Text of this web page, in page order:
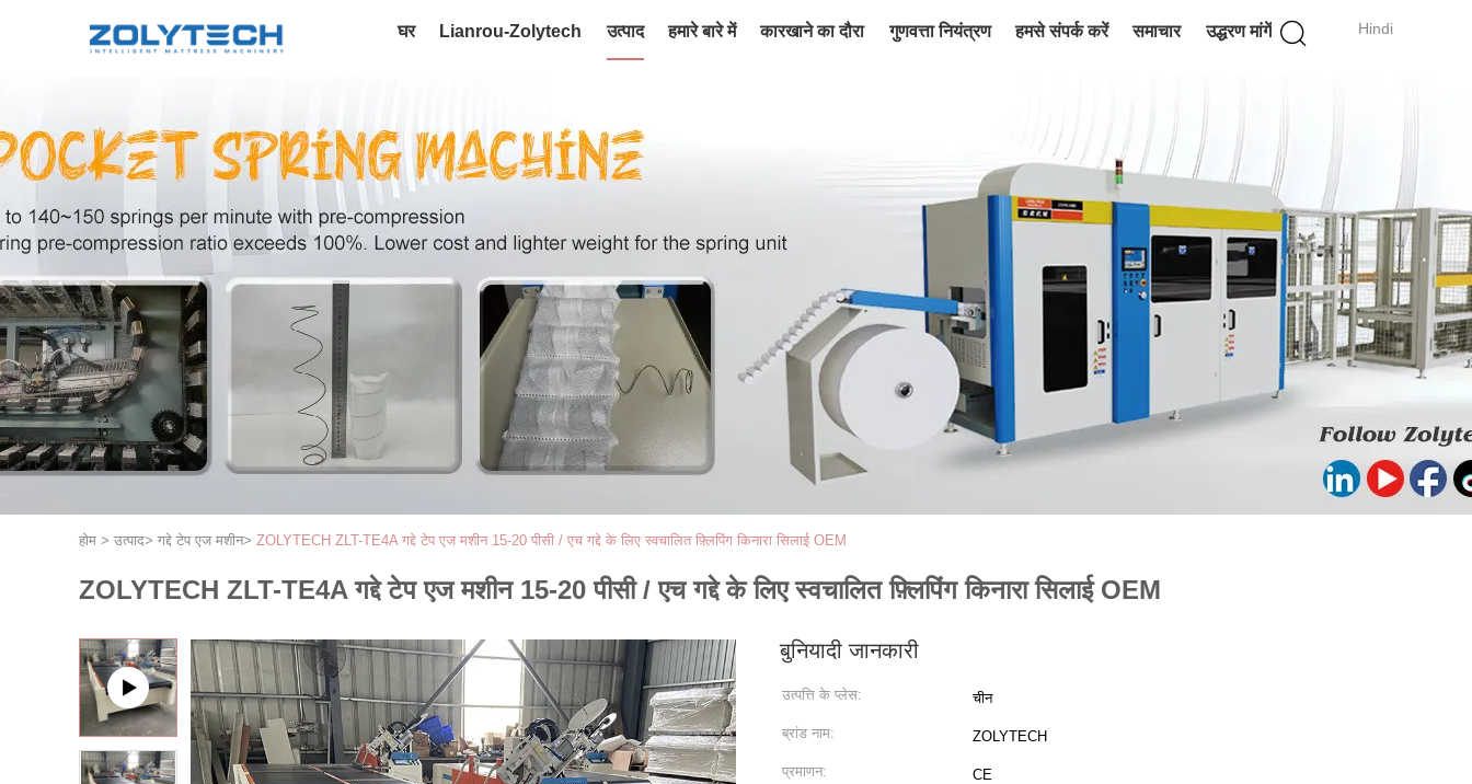
Hindi
घर Lianrou-Zolytech उत्पाद हमारे बारे में कारखाने का दौरा गुणवत्ता नियंत्रण हमसे संपर्क करें समाचार उद्धरण मांगें
होम > उत्पाद> गद्दे टेप एज मशीन> ZOLYTECH ZLT-TE4A गद्दे टेप एज मशीन 15-20 पीसी / एच गद्दे के लिए स्वचालित फ़्लिपिंग किनारा सिलाई OEM
ZOLYTECH ZLT-TE4A गद्दे टेप एज मशीन 15-20 पीसी / एच गद्दे के लिए स्वचालित फ़्लिपिंग किनारा सिलाई OEM
बुनियादी जानकारी
उत्पत्ति के प्लेस: चीन
ब्रांड नाम: ZOLYTECH
प्रमाणन: CE